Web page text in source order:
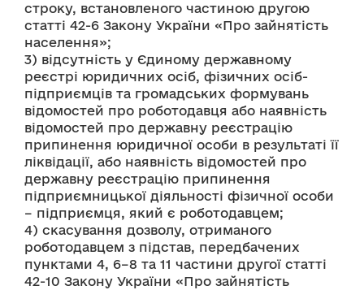
строку, встановленого частиною другою
статті 42-6 Закону України «Про зайнятість
населення»;
3) відсутність у Єдиному державному
реєстрі юридичних осіб, фізичних осіб-
підприємців та громадських формувань
відомостей про роботодавця або наявність
відомостей про державну реєстрацію
припинення юридичної особи в результаті її
ліквідації, або наявність відомостей про
державну реєстрацію припинення
підприємницької діяльності фізичної особи
– підприємця, який є роботодавцем;
4) скасування дозволу, отриманого
роботодавцем з підстав, передбачених
пунктами 4, 6–8 та 11 частини другої статті
42-10 Закону України «Про зайнятість